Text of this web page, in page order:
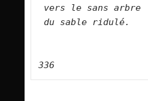
vers le sans arbre
du sable ridulé.
336